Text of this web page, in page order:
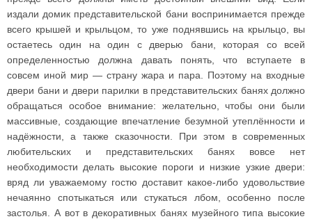
издали домик представительской бани воспринимается прежде
всего крышей и крыльцом, то уже поднявшись на крыльцо, вы
остаетесь один на один с дверью бани, которая со всей
определенностью должна давать понять, что вступаете в
совсем иной мир — страну жара и пара. Поэтому на входные
двери бани и двери парилки в представительских банях должно
обращаться особое внимание: желательно, чтобы они были
массивные, создающие впечатление безумной утеплённости и
надёжности, а также сказочности. При этом в современных
любительских и представительских банях вовсе нет
необходимости делать высокие пороги и низкие узкие двери:
вряд ли уважаемому гостю доставит какое-либо удовольствие
нечаянно спотыкаться или стукаться лбом, особенно после
застолья. А вот в декоративных банях музейного типа высокие